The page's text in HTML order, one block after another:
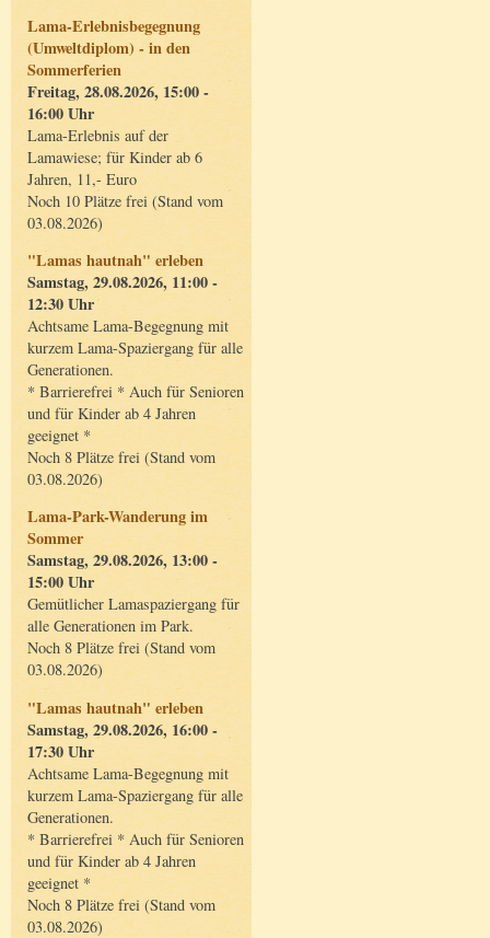
Lama-Erlebnisbegegnung
(Umweltdiplom) - in den
Sommerferien
Freitag, 28.08.2026, 15:00 -
16:00 Uhr
Lama-Erlebnis auf der
Lamawiese; für Kinder ab 6
Jahren, 11,- Euro
Noch 10 Plätze frei (Stand vom
03.08.2026)
"Lamas hautnah" erleben
Samstag, 29.08.2026, 11:00 -
12:30 Uhr
Achtsame Lama-Begegnung mit
kurzem Lama-Spaziergang für alle
Generationen.
* Barrierefrei * Auch für Senioren
und für Kinder ab 4 Jahren
geeignet *
Noch 8 Plätze frei (Stand vom
03.08.2026)
Lama-Park-Wanderung im
Sommer
Samstag, 29.08.2026, 13:00 -
15:00 Uhr
Gemütlicher Lamaspaziergang für
alle Generationen im Park.
Noch 8 Plätze frei (Stand vom
03.08.2026)
"Lamas hautnah" erleben
Samstag, 29.08.2026, 16:00 -
17:30 Uhr
Achtsame Lama-Begegnung mit
kurzem Lama-Spaziergang für alle
Generationen.
* Barrierefrei * Auch für Senioren
und für Kinder ab 4 Jahren
geeignet *
Noch 8 Plätze frei (Stand vom
03.08.2026)